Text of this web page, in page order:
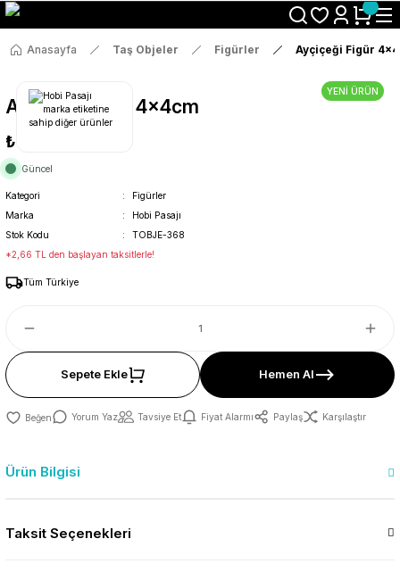
Size Özel "HG10" Koduyla Sepette Hemen %10 İndirimi Kaçırma
Anasayfa Taş Objeler Figürler Ayçiçeği Figür
YENİ ÜRÜN
Ayçiçeği Figür 4x4cm
₺14
Güncel
Kategori
Figürler
Marka
Hobi Pasajı
Stok Kodu
TOBJE-368
*2,66 TL den başlayan taksitlerle!
Tüm Türkiye
Sepete Ekle Hemen Al
Yorum Yaz Tavsiye Et Fiyat Alarmı Paylaş Karşılaştır
Ürün Bilgisi
Taksit Seçenekleri